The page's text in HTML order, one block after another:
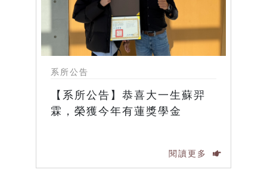
系所公告
【系所公告】恭喜大一生蘇羿
霖，榮獲今年有蓮獎學金
閱讀更多